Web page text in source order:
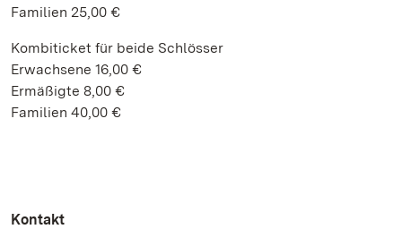
Familien 25,00 €
Kombiticket für beide Schlösser
Erwachsene 16,00 €
Ermäßigte 8,00 €
Familien 40,00 €
Kontakt